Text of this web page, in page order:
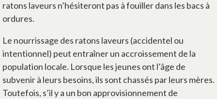
ratons laveurs n’hésiteront pas à fouiller dans les bacs à
ordures.
Le nourrissage des ratons laveurs (accidentel ou
intentionnel) peut entraîner un accroissement de la
population locale. Lorsque les jeunes ont l’âge de
subvenir à leurs besoins, ils sont chassés par leurs mères.
Toutefois, s’il y a un bon approvisionnement de